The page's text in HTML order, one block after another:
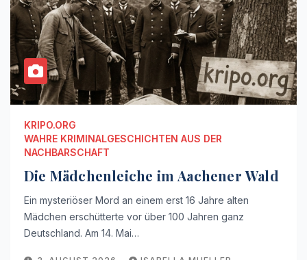
KRIPO.ORG
WAHRE KRIMINALGESCHICHTEN AUS DER
NACHBARSCHAFT
Die Mädchenleiche im Aachener Wald
Ein mysteriöser Mord an einem erst 16 Jahre alten
Mädchen erschütterte vor über 100 Jahren ganz
Deutschland. Am 14. Mai…